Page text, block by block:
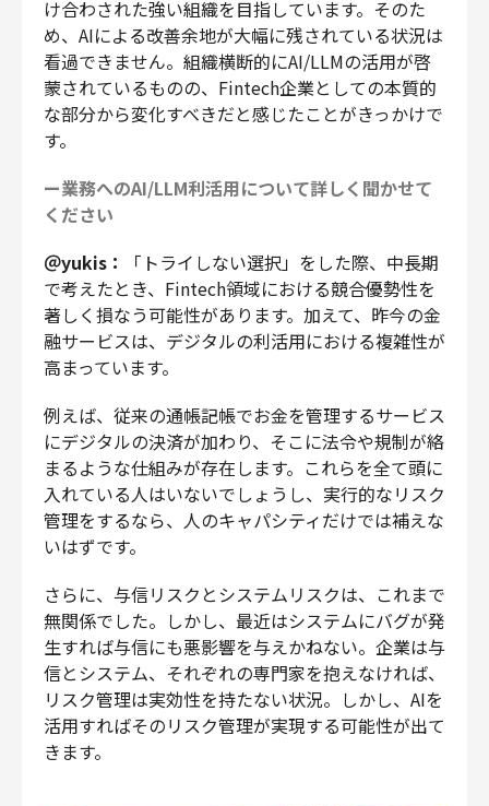
け合わされた強い組織を目指しています。そのた
め、AIによる改善余地が大幅に残されている状況は
看過できません。組織横断的にAI/LLMの活用が啓
蒙されているものの、Fintech企業としての本質的
な部分から変化すべきだと感じたことがきっかけで
す。
ー業務へのAI/LLM利活用について詳しく聞かせて
ください
＠yukis：
「トライしない選択」をした際、中長期
で考えたとき、Fintech領域における競合優勢性を
著しく損なう可能性があります。加えて、昨今の金
融サービスは、デジタルの利活用における複雑性が
高まっています。
例えば、従来の通帳記帳でお金を管理するサービス
にデジタルの決済が加わり、そこに法令や規制が絡
まるような仕組みが存在します。これらを全て頭に
入れている人はいないでしょうし、実行的なリスク
管理をするなら、人のキャパシティだけでは補えな
いはずです。
さらに、与信リスクとシステムリスクは、これまで
無関係でした。しかし、最近はシステムにバグが発
生すれば与信にも悪影響を与えかねない。企業は与
信とシステム、それぞれの専門家を抱えなければ、
リスク管理は実効性を持たない状況。しかし、AIを
活用すればそのリスク管理が実現する可能性が出て
きます。